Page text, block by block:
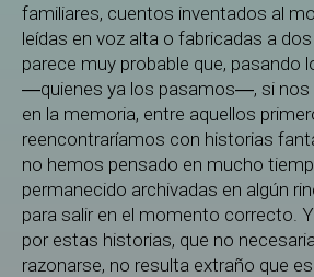
familiares, cuentos inventados al
leídas en voz alta o fabricadas a
parece muy probable que, pasando
―quienes ya los pasamos―, si nos
en la memoria, entre aquellos
reencontraríamos con historias
no hemos pensado en mucho
permanecido archivadas en algún
para salir en el momento correcto.
por estas historias, que no
razonarse, no resulta extraño que